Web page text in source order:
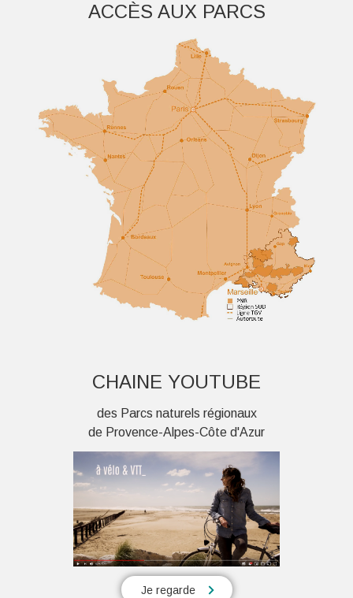
Aller plus loinACCÈS AUX PARCS
CHAINE YOUTUBE
des Parcs naturels régionaux
de Provence-Alpes-Côte d'Azur
Je regarde